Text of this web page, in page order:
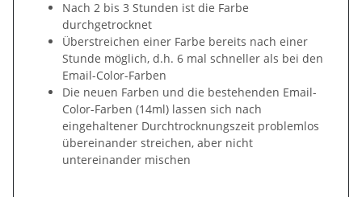
Nach 2 bis 3 Stunden ist die Farbe
durchgetrocknet
Überstreichen einer Farbe bereits nach einer
Stunde möglich, d.h. 6 mal schneller als bei den
Email-Color-Farben
Die neuen Farben und die bestehenden Email-
Color-Farben (14ml) lassen sich nach
eingehaltener Durchtrocknungszeit problemlos
übereinander streichen, aber nicht
untereinander mischen